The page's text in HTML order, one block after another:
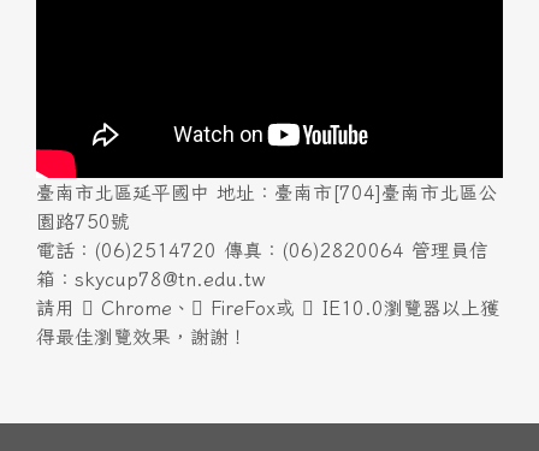
臺南市北區延平國中 地址：臺南市[704]臺南市北區公
園路750號
電話：(06)2514720 傳真：(06)2820064 管理員信
箱：skycup78@tn.edu.tw
請用
Chrome 、 FireFox或
IE10.0瀏覽器以上獲
得最佳瀏覽效果，謝謝！